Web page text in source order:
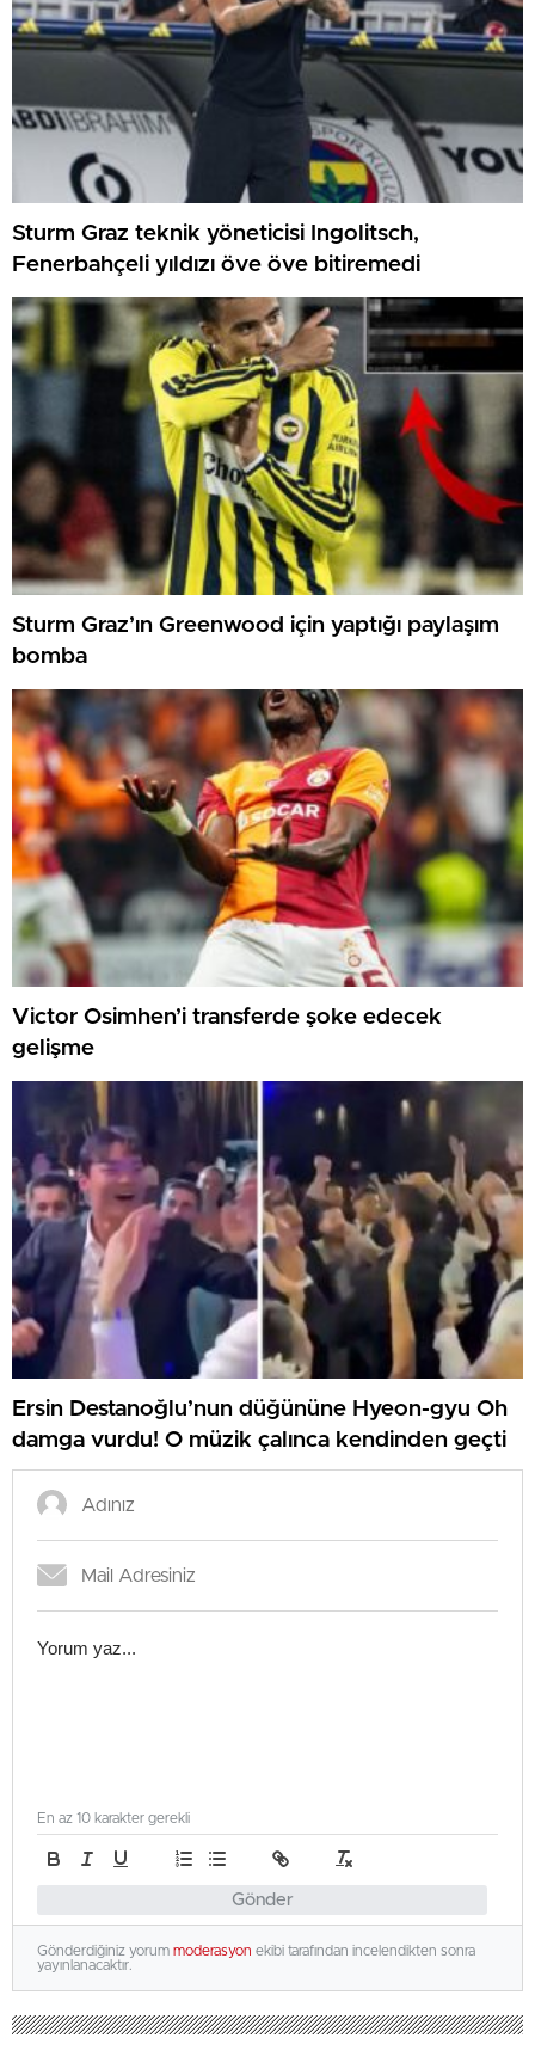
Sturm Graz teknik yöneticisi Ingolitsch,
Fenerbahçeli yıldızı öve öve bitiremedi
Sturm Graz’ın Greenwood için yaptığı paylaşım
bomba
Victor Osimhen’i transferde şoke edecek
gelişme
Ersin Destanoğlu’nun düğününe Hyeon-gyu Oh
damga vurdu! O müzik çalınca kendinden geçti
Gönder
En az 10 karakter gerekli
Gönderdiğiniz yorum moderasyon ekibi tarafından incelendikten sonra
yayınlanacaktır.